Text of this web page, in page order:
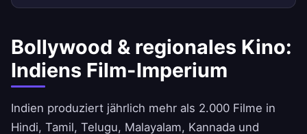
Bollywood & regionales Kino:
Indiens Film-Imperium
Indien produziert jährlich mehr als 2.000 Filme in
Hindi, Tamil, Telugu, Malayalam, Kannada und